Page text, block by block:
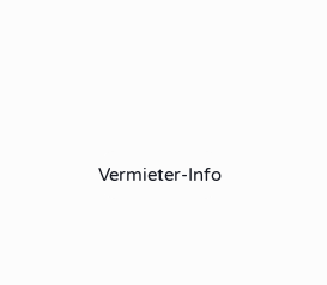
Vermieter-Info